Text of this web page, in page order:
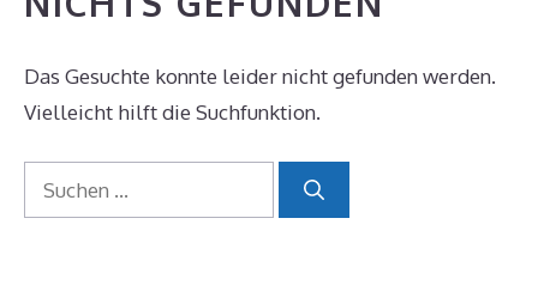
Das Gesuchte konnte leider nicht gefunden werden.
Vielleicht hilft die Suchfunktion.
Suchen
nach: